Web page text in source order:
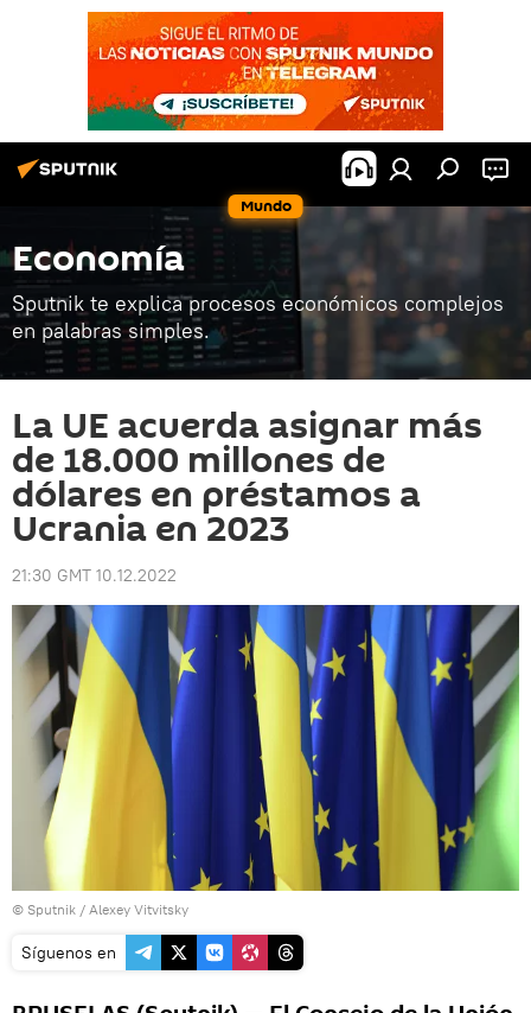
Mundo
Economía
Sputnik te explica procesos económicos complejos
en palabras simples.
La UE acuerda asignar más
de 18.000 millones de
dólares en préstamos a
Ucrania en 2023
21:30 GMT 10.12.2022
© Sputnik / Alexey Vitvitsky
Síguenos en